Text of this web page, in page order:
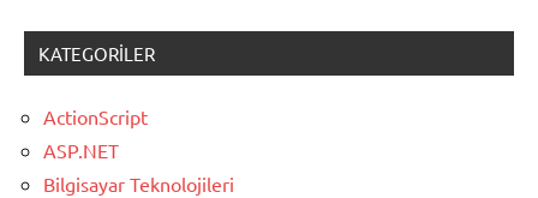
KATEGORILER
ActionScript
ASP.NET
Bilgisayar Teknolojileri